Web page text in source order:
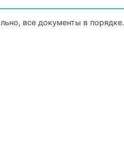
все документы в порядке.